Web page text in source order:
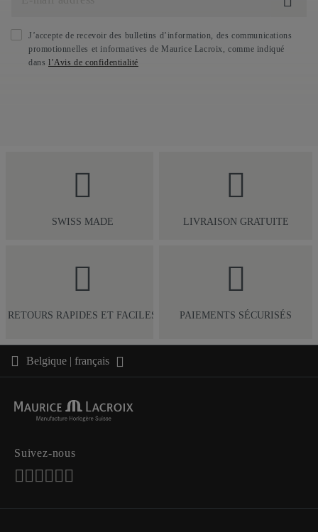
J’accepte de recevoir des bulletins d’information, des communications
promotionnelles et informatives de Maurice Lacroix, comme indiqué
dans l’Avis de confidentialité
SWISS MADE LIVRAISON GRATUITE
RETOURS RAPIDES ET FACILES PAIEMENTS SÉCURISÉS
Belgique | français
Suivez-nous